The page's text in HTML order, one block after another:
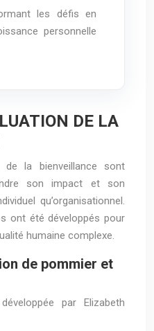
les défis en
personnelle
DE LA
de la bienveillance sont
son impact et son
qu’organisationnel.
ont été développés pour
humaine complexe.
de pommier et
par Elizabeth